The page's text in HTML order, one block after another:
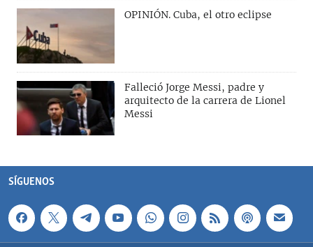
OPINIÓN. Cuba, el otro eclipse
Falleció Jorge Messi, padre y
arquitecto de la carrera de Lionel
Messi
SÍGUENOS